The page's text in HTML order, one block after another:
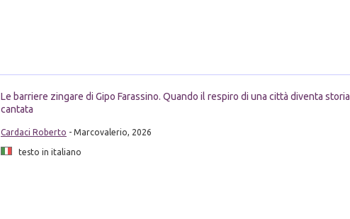
Le barriere zingare di Gipo Farassino. Quando il respiro di una città diventa storia
cantata
Cardaci Roberto - Marcovalerio, 2026
testo in italiano